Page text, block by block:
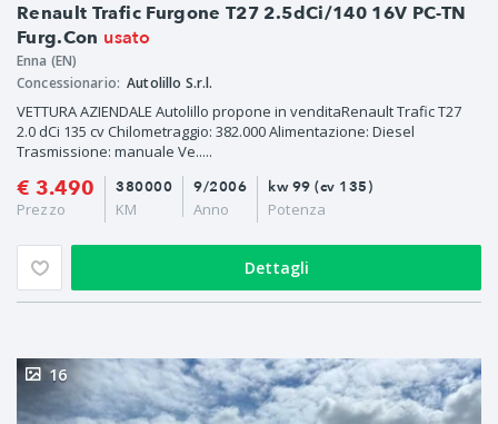
Renault Trafic Furgone T27 2.5dCi/140 16V PC-TN
Furg.Con usato
Enna (EN)
Concessionario: Autolillo S.r.l.
VETTURA AZIENDALE Autolillo propone in venditaRenault Trafic T27
2.0 dCi 135 cv Chilometraggio: 382.000 Alimentazione: Diesel
Trasmissione: manuale Ve.....
€ 3.490
Prezzo
9/2006
Anno
380000
KM
kw 99 (cv 135)
Potenza
Dettagli
16